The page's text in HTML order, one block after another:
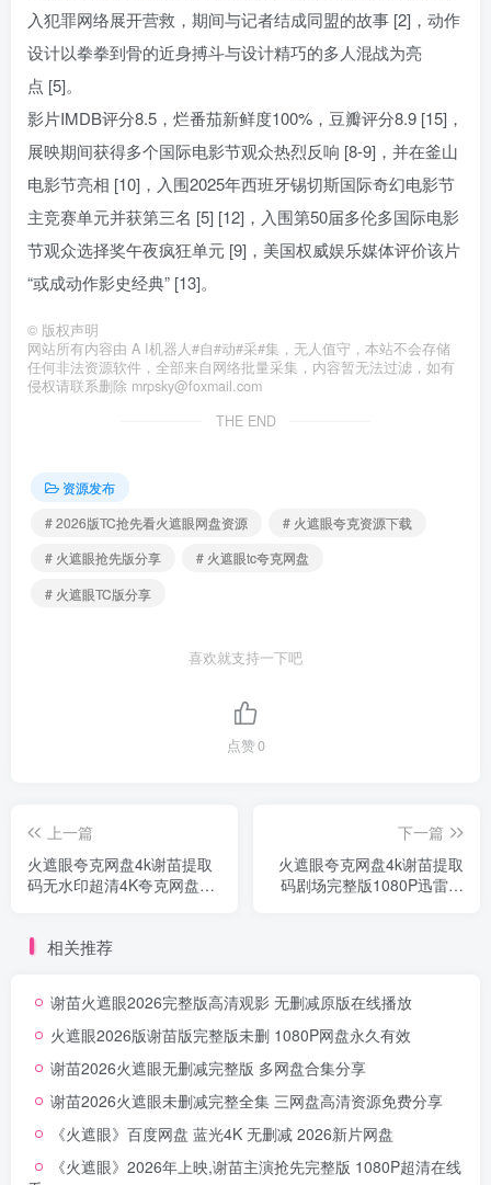
入犯罪网络展开营救，期间与记者结成同盟的故事 [2]，动作
设计以拳拳到骨的近身搏斗与设计精巧的多人混战为亮
点 [5]。
影片IMDB评分8.5，烂番茄新鲜度100%，豆瓣评分8.9 [15]，
展映期间获得多个国际电影节观众热烈反响 [8-9]，并在釜山
电影节亮相 [10]，入围2025年西班牙锡切斯国际奇幻电影节
主竞赛单元并获第三名 [5] [12]，入围第50届多伦多国际电影
节观众选择奖午夜疯狂单元 [9]，美国权威娱乐媒体评价该片
“或成动作影史经典” [13]。
© 版权声明
网站所有内容由 A I机器人#自#动#采#集，无人值守，本站不会存储
任何非法资源软件，全部来自网络批量采集，内容暂无法过滤，如有
侵权请联系删除 mrpsky@foxmail.com
THE END
资源发布
# 2026版TC抢先看火遮眼网盘资源
# 火遮眼夸克资源下载
# 火遮眼抢先版分享
# 火遮眼tc夸克网盘
# 火遮眼TC版分享
喜欢就支持一下吧
点赞0
上一篇
火遮眼夸克网盘4k谢苗提取
码无水印超清4K夸克网盘一
下一篇
火遮眼夸克网盘4k谢苗提取
码剧场完整版1080P迅雷网
相关推荐
谢苗火遮眼2026完整版高清观影 无删减原版在线播放
火遮眼2026版谢苗版完整版未删 1080P网盘永久有效
谢苗2026火遮眼无删减完整版 多网盘合集分享
谢苗2026火遮眼未删减完整全集 三网盘高清资源免费分享
《火遮眼》百度网盘 蓝光4K 无删减 2026新片网盘
《火遮眼》2026年上映,谢苗主演抢先完整版 1080P超清在线